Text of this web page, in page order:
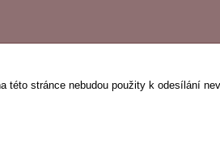
této stránce nebudou použity k odesílání